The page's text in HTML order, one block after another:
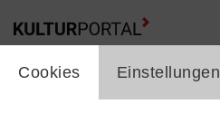
cookie_layer
Cookies Einstellungen